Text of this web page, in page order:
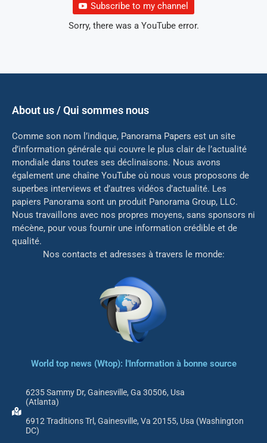
Subscribe to my channel
Sorry, there was a YouTube error.
About us / Qui sommes nous
Comme son nom l’indique, Panorama Papers est un site
d’information générale qui couvre le plus clair de l’actualité
mondiale dans toutes ses déclinaisons. Nous avons
également une chaîne YouTube où nous vous proposons de
superbes interviews et d’autres vidéos d’actualité. Les
papiers Panorama sont un produit Panorama Group, LLC.
Nous travaillons avec nos propres moyens, sans sponsors ni
mécène, pour vous fournir une information crédible et de
qualité.
Nos contacts et adresses à travers le monde:
World top news (Wtop): l'Information à bonne source
6235 Sammy Dr, Gainesville, Ga 30506, Usa
(Atlanta)
6912 Traditions Trl, Gainesville, Va 20155, Usa (Washington
DC)